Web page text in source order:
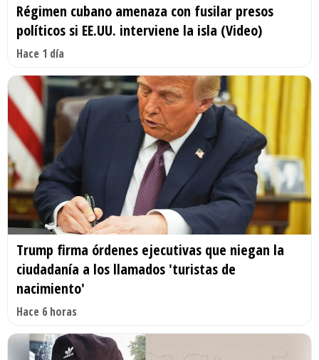
Régimen cubano amenaza con fusilar presos
políticos si EE.UU. interviene la isla (Video)
Hace 1 día
Trump firma órdenes ejecutivas que niegan la
ciudadanía a los llamados 'turistas de
nacimiento'
Hace 6 horas